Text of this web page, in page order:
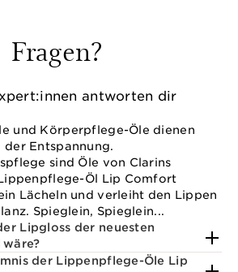
Fragen?
antworten dir
und Körperpflege-Öle dienen
Entspannung.
sind Öle von Clarins
Öl Lip Comfort
Lächeln und verleiht den Lippen
Spieglein, Spieglein...
Lipgloss der neuesten
der Lippenpflege-Öle Lip